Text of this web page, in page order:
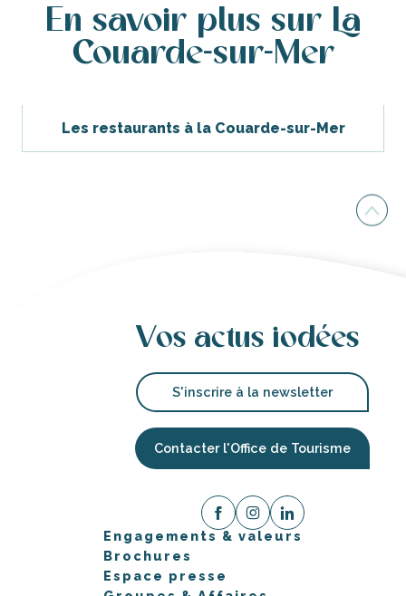
En savoir plus sur La
Couarde-sur-Mer
Les restaurants à la Couarde-sur-Mer
Vos actus iodées
S'inscrire à la newsletter
Contacter l'Office de Tourisme
Engagements & valeurs
Brochures
Espace presse